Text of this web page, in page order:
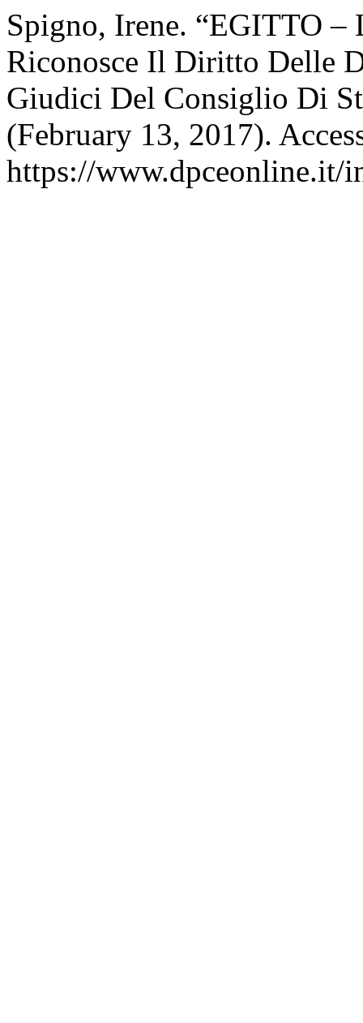
Spigno, Irene. “EGITTO ‒
Riconosce Il Diritto Delle
Giudici Del Consiglio Di
(February 13, 2017).
https://www.dpceonline.it/